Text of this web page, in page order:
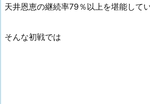
天井恩恵の継続率79％以上を堪能して
そんな初戦では